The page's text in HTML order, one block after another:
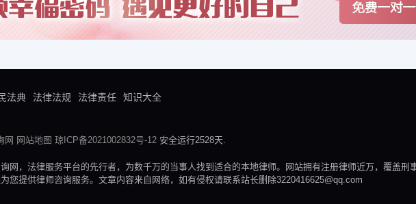
法典 法律法规 法律责任 知识大全
网 网站地图 琼ICP备2021002832号-12 安全运行2528天.
网，法律服务平台的先行者，为数千万的当事人找到适合的本地律师。网站拥有注册律师近万，覆盖刑
您提供律师咨询服务。文章内容来自网络，如有侵权请联系站长删除3220416625@qq.com